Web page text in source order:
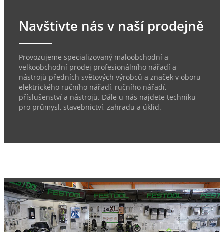
Navštivte nás v naší prodejně
Provozujeme specializovaný maloobchodní a
velkoobchodní prodej profesionálního nářadí a
nástrojů předních světových výrobců a značek v oboru
elektrického ručního nářadí, ručního nářadí,
příslušenství a nástrojů. Dále u nás najdete techniku
pro průmysl, stavebnictví, zahradu a úklid.